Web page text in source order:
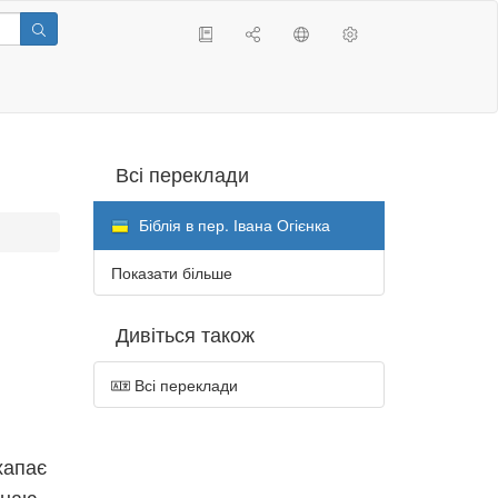
Всі переклади
Біблія в пер. Івана Огієнка
Показати більше
Дивіться також
Всі переклади